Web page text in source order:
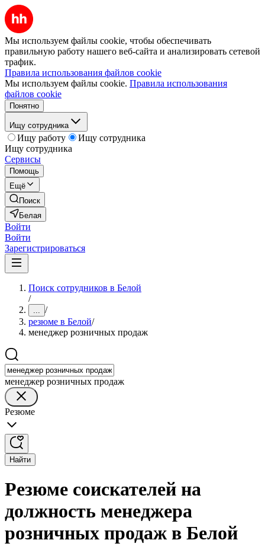
Мы используем файлы cookie, чтобы обеспечивать
правильную работу нашего веб-сайта и анализировать сетевой
трафик.
Правила использования файлов cookie
Мы используем файлы cookie. Правила использования
файлов cookie
Понятно
Ищу сотрудника
Ищу работу
Ищу сотрудника
Ищу сотрудника
Сервисы
Помощь
Ещё
Поиск
Белая
Войти
Войти
Зарегистрироваться
Поиск сотрудников в Белой
/
... /
резюме в Белой/
менеджер розничных продаж
менеджер розничных продаж
Резюме
Найти
Резюме соискателей на
должность менеджера
розничных продаж в Белой